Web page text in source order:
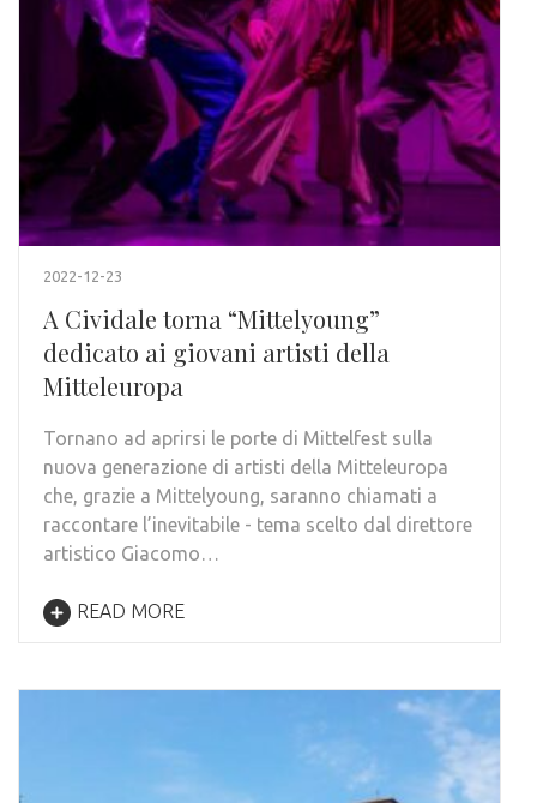
2022-12-23
A Cividale torna “Mittelyoung”
dedicato ai giovani artisti della
Mitteleuropa
Tornano ad aprirsi le porte di Mittelfest sulla
nuova generazione di artisti della Mitteleuropa
che, grazie a Mittelyoung, saranno chiamati a
raccontare l’inevitabile - tema scelto dal direttore
artistico Giacomo…
READ MORE